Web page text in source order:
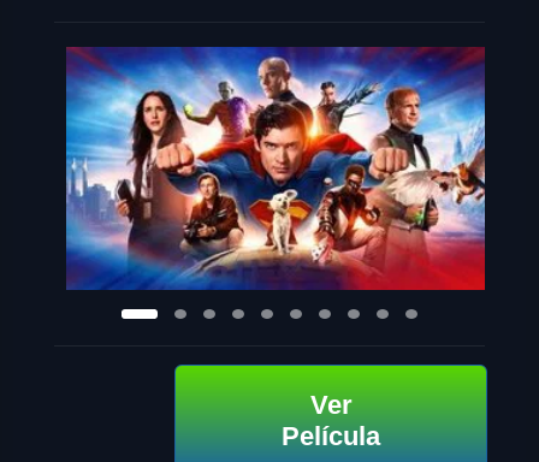
Ver
Película